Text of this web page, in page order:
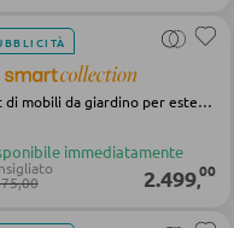
Set di mobili da giardino per esterni Ibisco beige bianco alluminio olefin legno
immediatamente
2.499,00